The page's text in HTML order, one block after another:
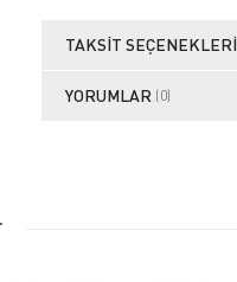
TAKSIT SEÇENEKLERI
YORUMLAR (0)